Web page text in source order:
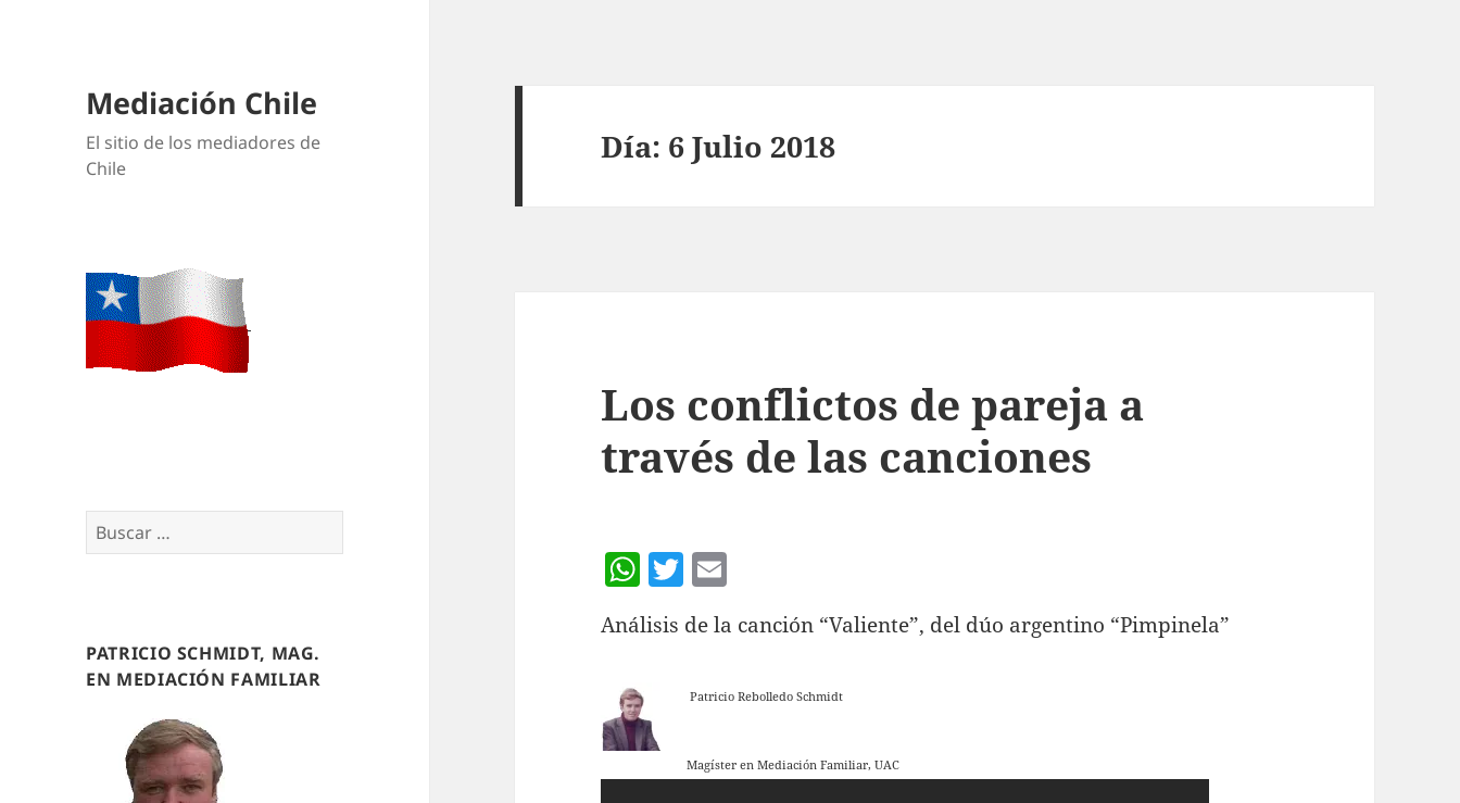
Mediación Chile
El sitio de los mediadores de
Chile
Buscar
por:
PATRICIO SCHMIDT, MAG.
EN MEDIACIÓN FAMILIAR
Día: 6 Julio 2018
Los conflictos de pareja a
través de las canciones
W
h
at
A
p
p
T
w
ittai
Análisis de la canción “Valiente”, del dúo argentino “Pimpinela”
Patricio Rebolledo Schmidt
Magíster en Mediación Familiar, UAC